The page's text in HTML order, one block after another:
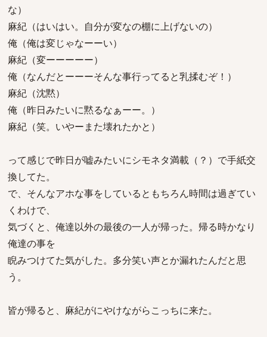
な）
麻紀（はいはい。自分が変なの棚に上げないの）
俺（俺は変じゃなーーい）
麻紀（変ーーーーー）
俺（なんだとーーーそんな事行ってると乳揉むぞ！）
麻紀（沈黙）
俺（昨日みたいに黙るなぁーー。）
麻紀（笑。いやーまた壊れたかと）
って感じで昨日が嘘みたいにシモネタ満載（？）で手紙交
換してた。
で、そんなアホな事をしているともちろん時間は過ぎてい
くわけで、
気づくと、俺達以外の最後の一人が帰った。帰る時かなり
俺達の事を
睨みつけてた気がした。多分笑い声とか漏れたんだと思
う。
皆が帰ると、麻紀がにやけながらこっちに来た。